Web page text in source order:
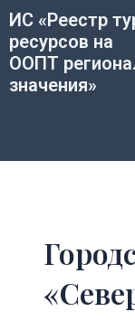
Перейти
содержимому
ИС «Реестр
ресурсов на
ООПТ
значения»